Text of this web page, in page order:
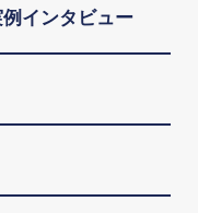
インタビュー